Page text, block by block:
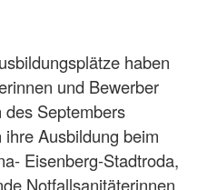
haben
und Bewerber
Septembers
Ausbildung beim
Eisenberg-Stadtroda,
Notfallsanitäterinnen